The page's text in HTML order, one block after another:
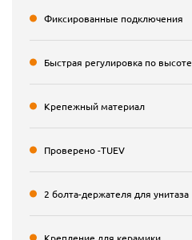
Фиксированные подключения
Быстрая регулировка по высоте
Крепежный материал
Проверено -TUEV
2 болта-держателя для унитаза